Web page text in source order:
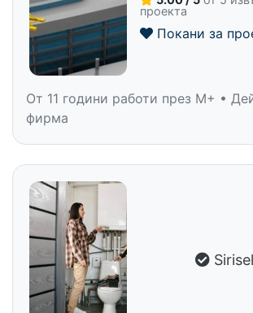
проекта
Покани за
От 11 години работи през M+ •
фирма